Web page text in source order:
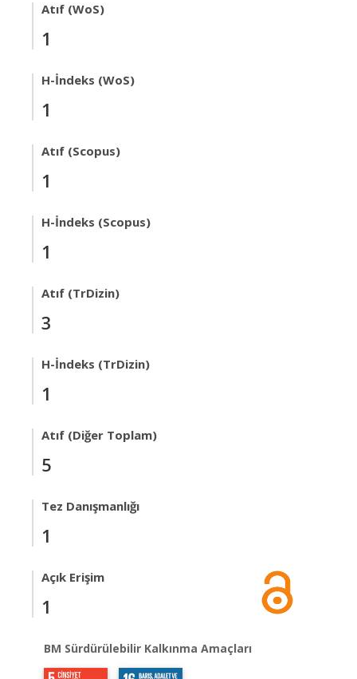
Atıf (WoS)
1
H-İndeks (WoS)
1
Atıf (Scopus)
1
H-İndeks (Scopus)
1
Atıf (TrDizin)
3
H-İndeks (TrDizin)
1
Atıf (Diğer Toplam)
5
Tez Danışmanlığı
1
Açık Erişim
1
BM Sürdürülebilir Kalkınma Amaçları